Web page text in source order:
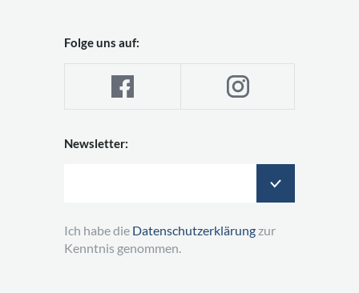
Folge uns auf:
Newsletter:
Ich habe die Datenschutzerklärung zur
Kenntnis genommen.